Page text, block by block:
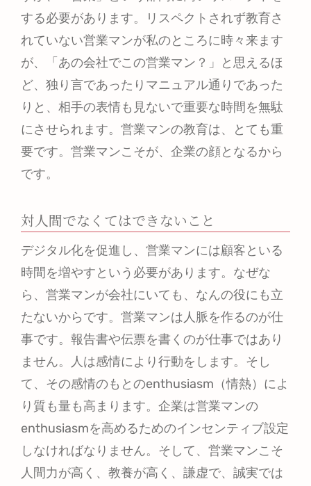
する必要があります。リスペクトされず教育さ
れていない営業マンが私のところに時々来ます
が、「あの会社でこの営業マン？」と思えるほ
ど、独り言であったりマニュアル通りであった
りと、相手の表情も見ないで重要な時間を無駄
にさせられます。営業マンの教育は、とても重
要です。営業マンこそが、企業の顔となるから
です。
対人間でなくてはできないこと
デジタル化を促進し、営業マンには顧客といる
時間を増やすという必要があります。なぜな
ら、営業マンが会社にいても、なんの役にも立
たないからです。営業マンは人脈を作るのが仕
事です。報告書や伝票を書くのが仕事ではあり
ません。人は感情により行動をします。そし
て、その感情のもとのenthusiasm（情熱）によ
り質も量も高まります。企業は営業マンの
enthusiasmを高めるためのインセンティブ設定
しなければなりません。そして、営業マンこそ
人間力が高く、教養が高く、謙虚で、誠実では